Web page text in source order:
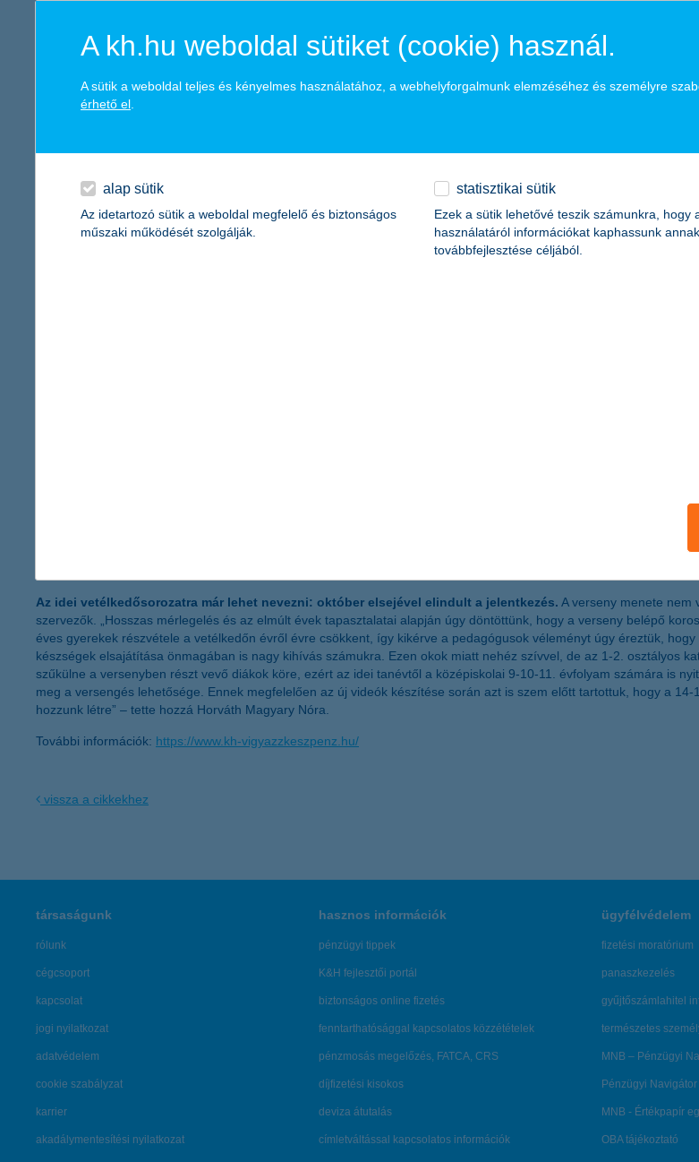
eseményein keresztül navigálja követőit a pénzügyi alapismeretek fogalmaihoz. Így ismerkedhetünk meg az
lehetőségekkel vagy akár a kereskedelmi bankok működésével. A vigyáz#KáPé mobilalkalmazásban pedig az
Az idei vetélkedősorozatra már lehet nevezni: október elsejével elindult a jelentkezés. A verseny menete nem
szervezők. „Hosszas mérlegelés és az elmúlt évek tapasztalatai alapján úgy döntöttünk, hogy a verseny belépő
éves gyerekek részvétele a vetélkedőn évről évre csökkent, így kikérve a pedagógusok véleményt úgy éreztük,
készségek elsajátítása önmagában is nagy kihívás számukra. Ezen okok miatt nehéz szívvel, de az 1-2. osztályos
szűkülne a versenyben részt vevő diákok köre, ezért az idei tanévtől a középiskolai 9-10-11. évfolyam számára is
meg a versengés lehetősége. Ennek megfelelően az új videók készítése során azt is szem előtt tartottuk, hogy a
hozzunk létre” – tette hozzá Horváth Magyary Nóra.
További információk: https://www.kh-vigyazzkeszpenz.hu/
vissza a cikkekhez
társaságunk
rólunk
cégcsoport
kapcsolat
jogi nyilatkozat
adatvédelem
cookie szabályzat
karrier
akadálymentesítési nyilatkozat
hasznos információk
pénzügyi tippek
K&H fejlesztői portál
biztonságos online fizetés
fenntarthatósággal kapcsolatos közzétételek
pénzmosás megelőzés, FATCA, CRS
díjfizetési kisokos
deviza átutalás
címletváltással kapcsolatos információk
ügyfélvédelem
fizetési moratórium
panaszkezelés
gyűjtőszámlahitel
természetes
MNB – Pénzügyi
Pénzügyi
MNB - Értékpapír
OBA tájékoztató
A kh.hu weboldal sütiket (cookie) használ.
A sütik a weboldal teljes és kényelmes használatához, a webhelyforgalmunk elemzéséhez és személyre
érhető el
alap sütik
Az idetartozó sütik a weboldal megfelelő és biztonságos
műszaki működését szolgálják.
statisztikai sütik
Ezek a sütik lehetővé teszik számunkra, hogy
használatáról információkat kaphassunk annak
továbbfejlesztése céljából.